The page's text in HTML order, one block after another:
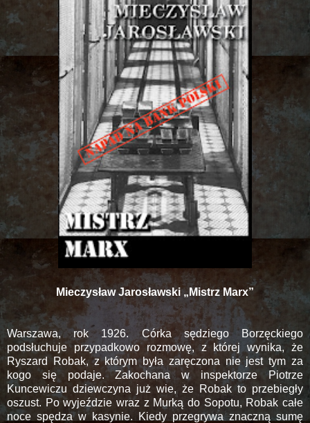
Mieczysław Jarosławski „Mistrz Marx”
Warszawa, rok 1926. Córka sędziego Borzęckiego
podsłuchuje przypadkowo rozmowę, z której wynika, że
Ryszard Robak, z którym była zaręczona nie jest tym za
kogo się podaje. Zakochana w inspektorze Piotrze
Kuncewiczu dziewczyna już wie, że Robak to przebiegły
oszust. Po wyjeździe wraz z Murką do Sopotu, Robak całe
noce spędza w kasynie. Kiedy przegrywa znaczną sumę